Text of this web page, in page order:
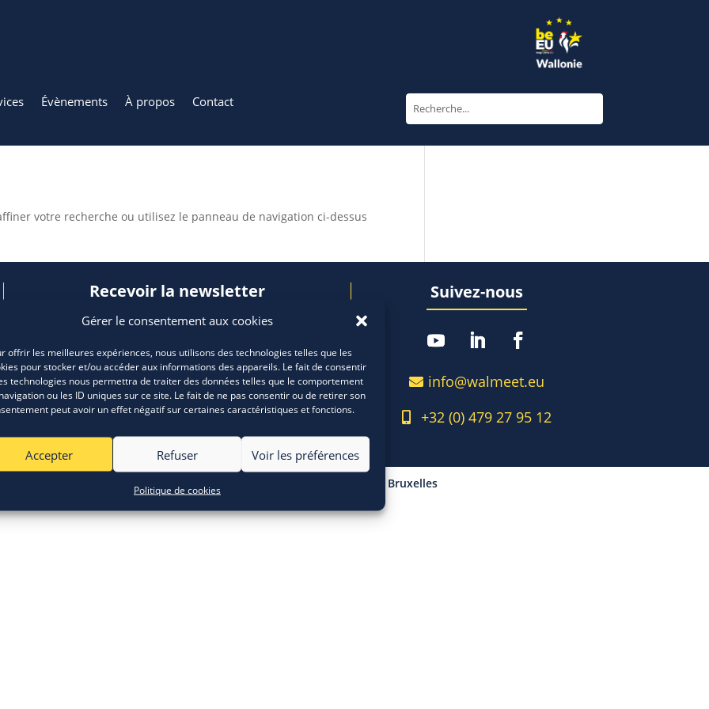
Gérer le consentement aux cookies
offrir les meilleures expériences, nous utilisons des technologies telles que les
pour stocker et/ou accéder aux informations des appareils. Le fait de consentir
technologies nous permettra de traiter des données telles que le comportement
ou les ID uniques sur ce site. Le fait de ne pas consentir ou de retirer son
peut avoir un effet négatif sur certaines caractéristiques et fonctions.
Accepter Refuser Voir les préférences
Politique de cookies
Évènements À propos Contact
votre recherche ou utilisez le panneau de navigation ci-dessus
Recevoir la newsletter
Inscription
Suivez-nous
info@walmeet.eu
+32 (0) 479 27 95 12
Place Sainctelette 2 – 1080 Bruxelles